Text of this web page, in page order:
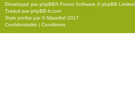
Développé parphpBB® Forum Software © phpBB Limited
Traduit parphpBB-fr.com
Style proflat par ©Mazeltof 2017
Confidentialité | Conditions